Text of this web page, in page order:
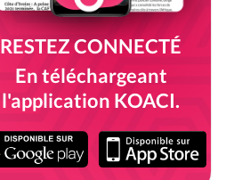
RESTEZ CONNECTÉ
En téléchargeant
l'application KOACI.